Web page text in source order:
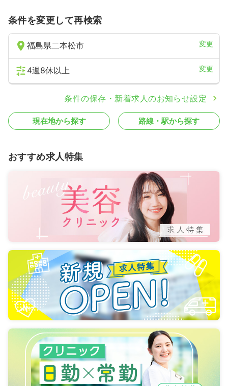
条件を変更して再検索
福島県二本松市 変更
4週8休以上 変更
条件の保存・新着求人のお知らせ設定
現在地から探す 路線・駅から探す
おすすめ求人特集